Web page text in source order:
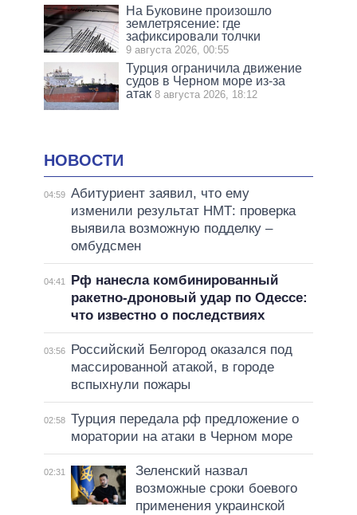
На Буковине произошло
землетрясение: где
зафиксировали толчки
9 августа 2026, 00:55
Турция ограничила движение
судов в Черном море из-за
атак 8 августа 2026, 18:12
НОВОСТИ
04:59 Абитуриент заявил, что ему
изменили результат НМТ: проверка
выявила возможную подделку –
омбудсмен
04:41
Рф нанесла комбинированный
ракетно-дроновый удар по Одессе:
что известно о последствиях
03:56
Российский Белгород оказался под
массированной атакой, в городе
вспыхнули пожары
02:58 Турция передала рф предложение о
моратории на атаки в Черном море
02:31
Зеленский назвал
возможные сроки боевого
применения украинской